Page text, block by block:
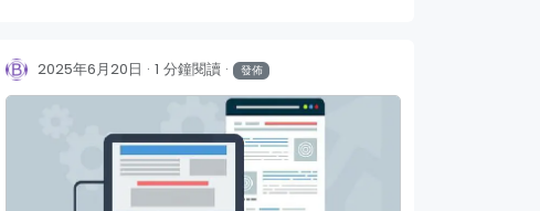
stylelint-scss to v6.12.1 (58a0e37)
2025年6月20日 1 分鐘閱讀 發佈